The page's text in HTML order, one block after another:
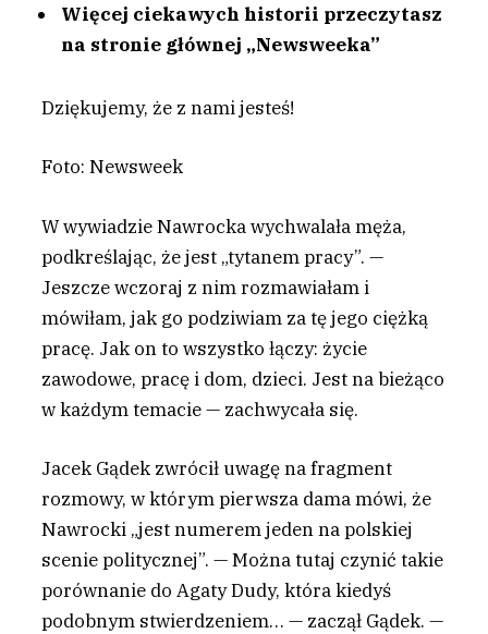
Więcej ciekawych historii przeczytasz
na stronie głównej „Newsweeka”
Dziękujemy, że z nami jesteś!
Foto: Newsweek
Wwywiadzie Nawrocka wychwalała męża,
podkreślając, że jest „tytanem pracy”. —
Jeszcze wczoraj z nim rozmawiałam i
mówiłam, jak go podziwiam za tę jego ciężką
pracę. Jak on to wszystko łączy: życie
zawodowe, pracę i dom, dzieci. Jest na bieżąco
w każdym temacie — zachwycała się.
Jacek Gądek zwrócił uwagę na fragment
rozmowy, w którym pierwsza dama mówi, że
Nawrocki „jest numerem jeden na polskiej
scenie politycznej”. — Można tutaj czynić takie
porównanie do Agaty Dudy, która kiedyś
podobnym stwierdzeniem… — zaczął Gądek. —